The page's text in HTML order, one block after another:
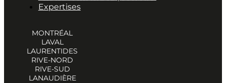
Expertises
MONTRÉAL
LAVAL
LAURENTIDES
RIVE-NORD
RIVE-SUD
LANAUDIÈRE